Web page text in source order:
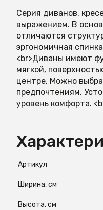
Серия диванов,
выражением. В
отличаются
эргономичная
<br>Диваны имеют
мягкой,
центре. Можно
предпочтениям.
уровень комфорта.
Артикул
Ширина, см
Высота, см